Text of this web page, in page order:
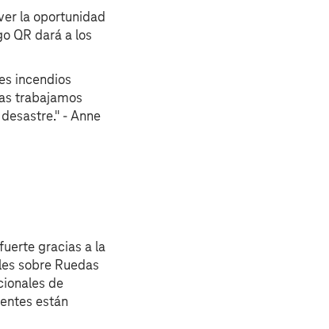
la oportunidad
QR dará a los
incendios
trabajamos
- Anne
gracias a la
sobre Ruedas
de
están